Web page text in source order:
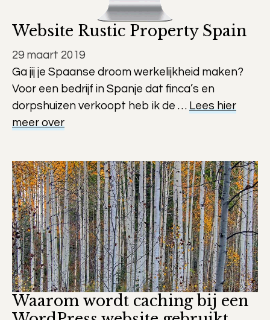
Website Rustic Property Spain
29 maart 2019
Ga jij je Spaanse droom werkelijkheid maken?
Voor een bedrijf in Spanje dat finca’s en
dorpshuizen verkoopt heb ik de … Lees hier
meer over
Waarom wordt caching bij een